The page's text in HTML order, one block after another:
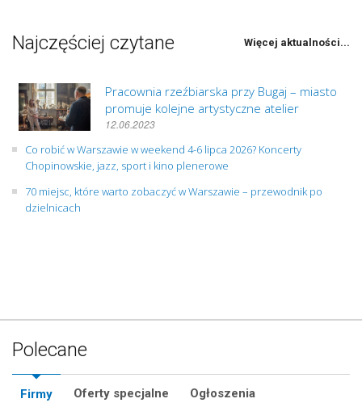
Najczęściej czytane Więcej aktualności...
Pracownia rzeźbiarska przy Bugaj – miasto
promuje kolejne artystyczne atelier
12.06.2023
Co robić w Warszawie w weekend 4-6 lipca 2026? Koncerty
Chopinowskie, jazz, sport i kino plenerowe
70 miejsc, które warto zobaczyć w Warszawie – przewodnik po
dzielnicach
Polecane
Firmy Oferty specjalne Ogłoszenia